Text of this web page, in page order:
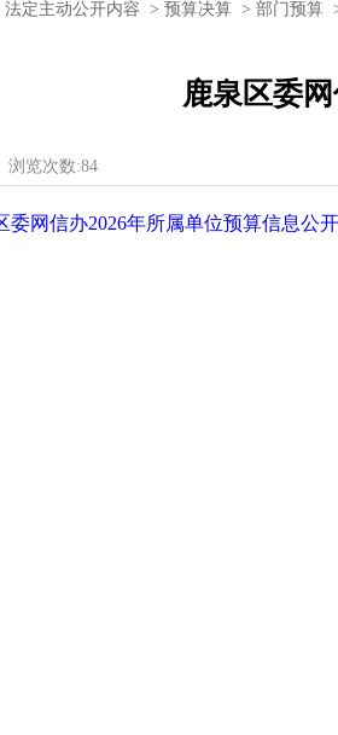
鹿泉要闻 图片新闻
区文件 财政预决算
法定主动公开内容 > 预算决算 > 部门预算
鹿泉区委
浏览次数:84
委网信办2026年所属单位预算信息公开